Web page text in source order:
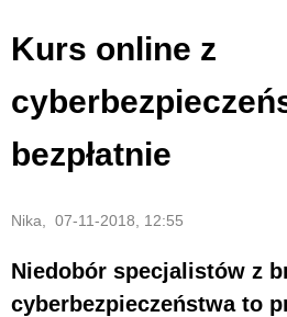
Kurs online z
bezpłatnie
Nika, 07-11-2018, 12:55
Niedobór specjalistów z
cyberbezpieczeństwa to